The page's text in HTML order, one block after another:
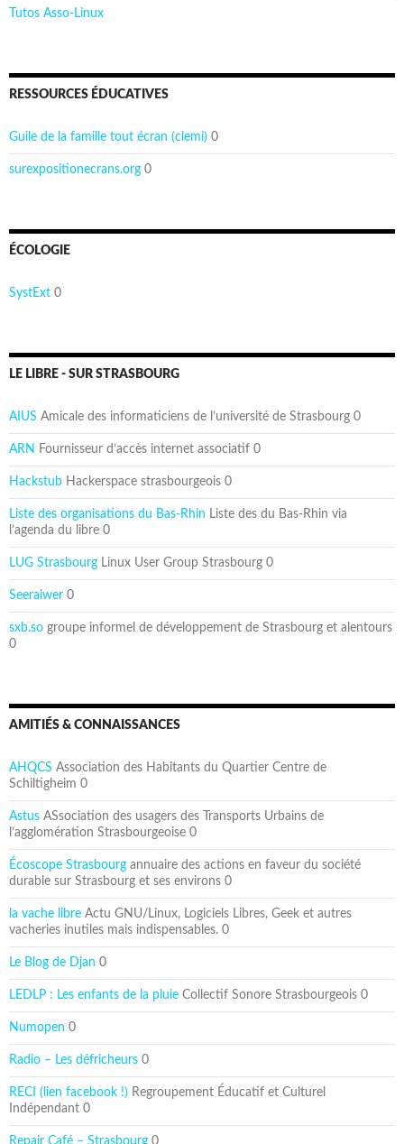
Tutos Asso-Linux
RESSOURCES ÉDUCATIVES
Guile de la famille tout écran (clemi) 0
surexpositionecrans.org 0
ÉCOLOGIE
SystExt 0
LE LIBRE - SUR STRASBOURG
AIUS Amicale des informaticiens de l’université de Strasbourg 0
ARN Fournisseur d’accès internet associatif 0
Hackstub Hackerspace strasbourgeois 0
Liste des organisations du Bas-Rhin Liste des du Bas-Rhin via
l’agenda du libre 0
LUG Strasbourg Linux User Group Strasbourg 0
Seeraiwer 0
sxb.so groupe informel de développement de Strasbourg et alentours
0
AMITIÉS & CONNAISSANCES
AHQCS Association des Habitants du Quartier Centre de
Schiltigheim 0
Astus ASsociation des usagers des Transports Urbains de
l’agglomération Strasbourgeoise 0
Écoscope Strasbourg annuaire des actions en faveur du société
durable sur Strasbourg et ses environs 0
la vache libre Actu GNU/Linux, Logiciels Libres, Geek et autres
vacheries inutiles mais indispensables. 0
Le Blog de Djan 0
LEDLP : Les enfants de la pluie Collectif Sonore Strasbourgeois 0
Numopen 0
Radio – Les défricheurs 0
RECI (lien facebook !) Regroupement Éducatif et Culturel
Indépendant 0
Repair Café – Strasbourg 0